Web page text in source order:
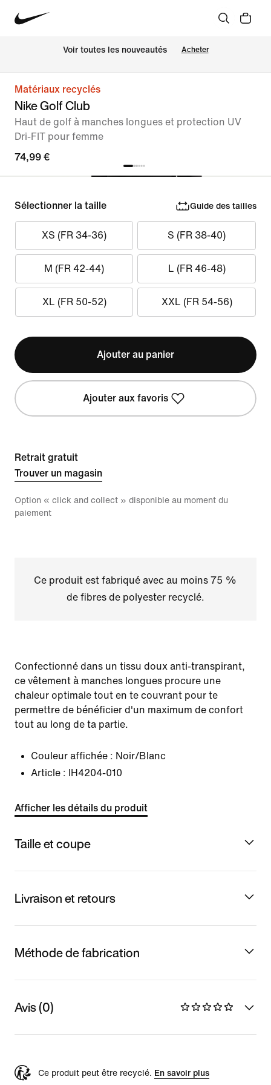
Voir toutes les nouveautés Acheter
Matériaux recyclés
Nike Golf Club
Haut de golf à manches longues et protection UV
Dri-FIT pour femme
74,99 €
Sélectionner la taille Guide des tailles
XS (FR 34-36) S (FR 38-40)
M (FR 42-44) L (FR 46-48)
XL (FR 50-52) XXL (FR 54-56)
Ajouter au panier
Ajouter aux favoris
Retrait gratuit
Trouver un magasin
Option « click and collect » disponible au moment du
paiement
Ce produit est fabriqué avec au moins 75 %
de fibres de polyester recyclé.
Confectionné dans un tissu doux anti-transpirant,
ce vêtement à manches longues procure une
chaleur optimale tout en te couvrant pour te
permettre de bénéficier d'un maximum de confort
tout au long de ta partie.
Couleur affichée : Noir/Blanc
Article :
IH4204-010
Afficher les détails du produit
Taille et coupe
Livraison et retours
Méthode de fabrication
Avis (0)
Ce produit peut être recyclé. En savoir plus